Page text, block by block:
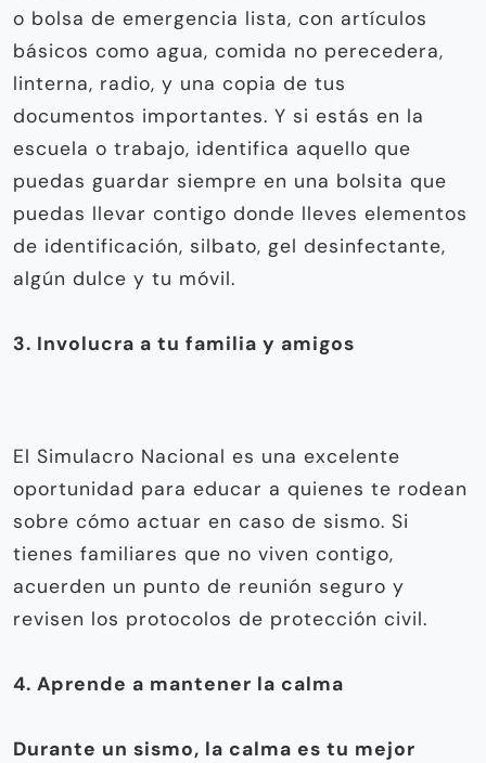
o bolsa de emergencia lista, con artículos
básicos como agua, comida no perecedera,
linterna, radio, y una copia de tus
documentos importantes. Y si estás en la
escuela o trabajo, identifica aquello que
puedas guardar siempre en una bolsita que
puedas llevar contigo donde lleves elementos
de identificación, silbato, gel desinfectante,
algún dulce y tu móvil.
3. Involucra a tu familia y amigos
El Simulacro Nacional es una excelente
oportunidad para educar a quienes te rodean
sobre cómo actuar en caso de sismo. Si
tienes familiares que no viven contigo,
acuerden un punto de reunión seguro y
revisen los protocolos de protección civil.
4. Aprende a mantener la calma
Durante un sismo, la calma es tu mejor